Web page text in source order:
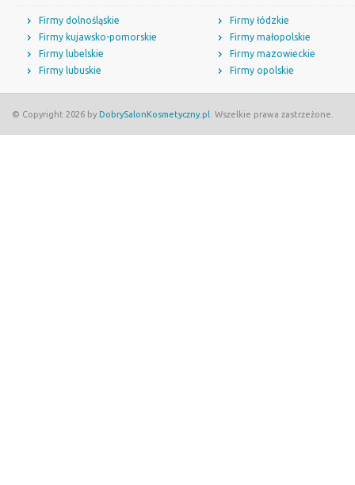
Firmy dolnośląskie
Firmy kujawsko-pomorskie
Firmy lubelskie
Firmy lubuskie
Firmy łódzkie
Firmy małopolskie
Firmy mazowieckie
Firmy opolskie
© Copyright 2026 by DobrySalonKosmetyczny.pl . Wszelkie prawa zastrzeżone.